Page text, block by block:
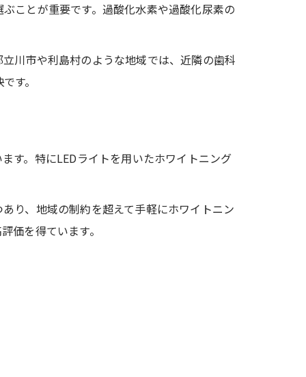
ことが重要です。過酸化水素や過酸化尿素の
川市や利島村のような地域では、近隣の歯科
す。
す。特にLEDライトを用いたホワイトニング
り、地域の制約を超えて手軽にホワイトニン
価を得ています。